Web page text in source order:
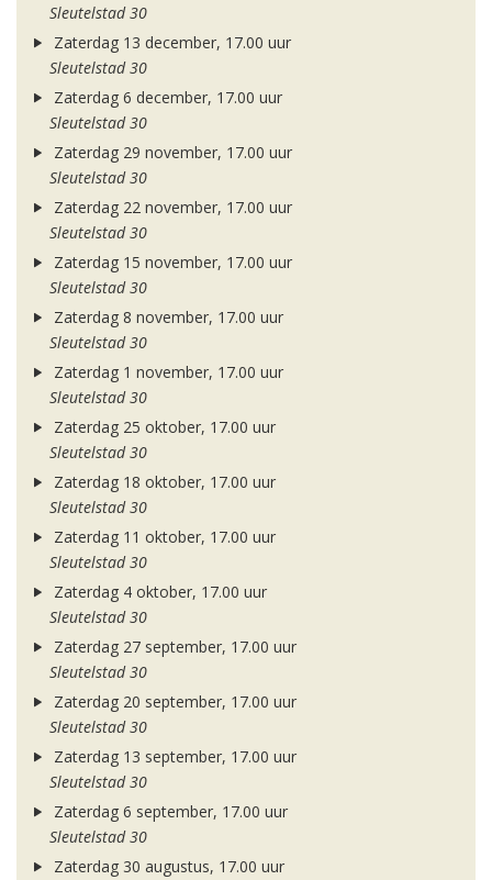
Sleutelstad 30
Zaterdag 13 december, 17.00 uur
Sleutelstad 30
Zaterdag 6 december, 17.00 uur
Sleutelstad 30
Zaterdag 29 november, 17.00 uur
Sleutelstad 30
Zaterdag 22 november, 17.00 uur
Sleutelstad 30
Zaterdag 15 november, 17.00 uur
Sleutelstad 30
Zaterdag 8 november, 17.00 uur
Sleutelstad 30
Zaterdag 1 november, 17.00 uur
Sleutelstad 30
Zaterdag 25 oktober, 17.00 uur
Sleutelstad 30
Zaterdag 18 oktober, 17.00 uur
Sleutelstad 30
Zaterdag 11 oktober, 17.00 uur
Sleutelstad 30
Zaterdag 4 oktober, 17.00 uur
Sleutelstad 30
Zaterdag 27 september, 17.00 uur
Sleutelstad 30
Zaterdag 20 september, 17.00 uur
Sleutelstad 30
Zaterdag 13 september, 17.00 uur
Sleutelstad 30
Zaterdag 6 september, 17.00 uur
Sleutelstad 30
Zaterdag 30 augustus, 17.00 uur